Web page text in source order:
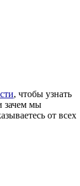
, чтобы узнать
зачем мы
от всех